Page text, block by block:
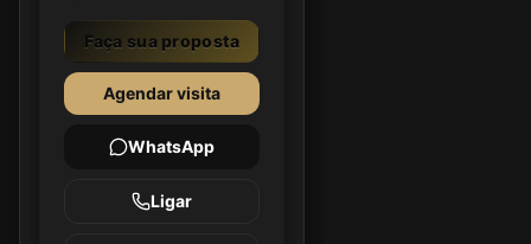
Faça sua proposta
Agendar visita
WhatsApp
Ligar